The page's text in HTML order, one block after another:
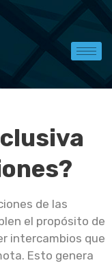
de las
el propósito de
intercambios que
Esto genera